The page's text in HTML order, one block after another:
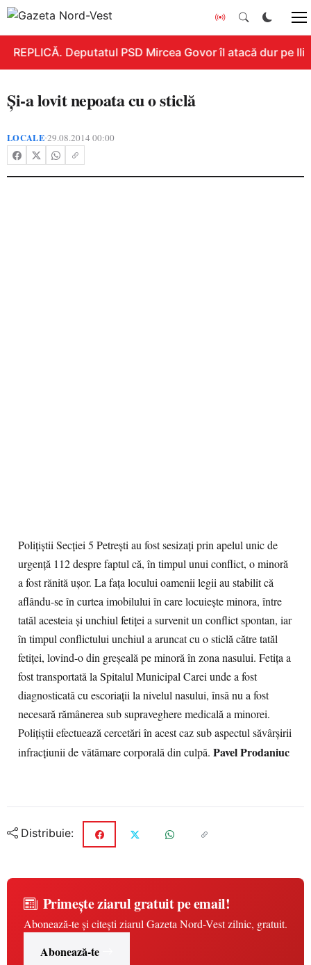
REPLICĂ. Deputatul PSD Mircea Govor îl atacă dur pe
Şi-a lovit nepoata cu o sticlă
LOCALE•29.08.2014 00:00
Poliţiştii Secţiei 5 Petreşti au fost sesizaţi prin apelul unic de
urgenţă 112 despre faptul că, în timpul unui conflict, o minoră
a fost rănită uşor. La faţa locului oamenii legii au stabilit că
aflându-se în curtea imobilului în care locuieşte minora, între
tatăl acesteia şi unchiul fetiţei a survenit un conflict spontan, iar
în timpul conflictului unchiul a aruncat cu o sticlă către tatăl
fetiţei, lovind-o din greşeală pe minoră în zona nasului. Fetiţa a
fost transportată la Spitalul Municipal Carei unde a fost
diagnosticată cu escoriaţii la nivelul nasului, însă nu a fost
necesară rămânerea sub supraveghere medicală a minorei.
Poliţiştii efectuează cercetări în acest caz sub aspectul săvârşirii
infracţiunii de vătămare corporală din culpă. Pavel Prodaniuc
Distribuie:
Primește ziarul gratuit pe email!
Abonează-te și citești ziarul Gazeta Nord-Vest zilnic, gratuit.
Abonează-te